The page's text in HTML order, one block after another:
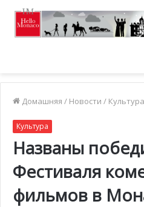
Домашняя / Новости / Культура
Культура
Названы
Фестиваля
фильмов в